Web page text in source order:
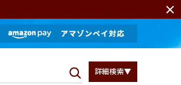
詳細検索▼